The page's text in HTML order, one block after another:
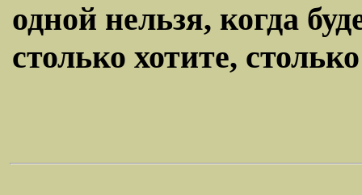
одной нельзя, когда
столько хотите,